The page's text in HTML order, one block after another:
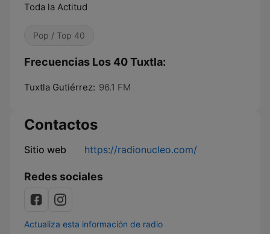
Toda la Actitud
Pop / Top 40
Frecuencias Los 40 Tuxtla:
Tuxtla Gutiérrez: 96.1 FM
Contactos
Sitio web https://radionucleo.com/
Redes sociales
Actualiza esta información de radio